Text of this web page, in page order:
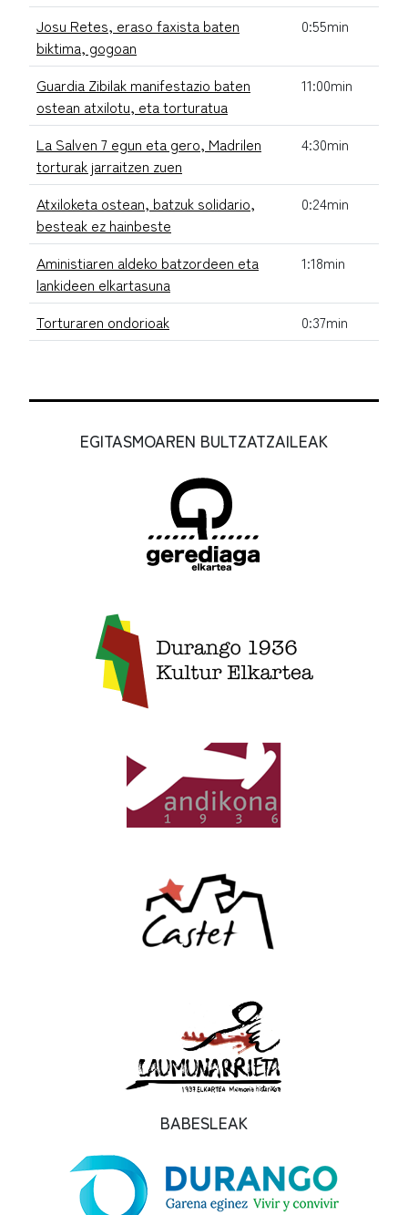
Josu Retes, eraso faxista baten
biktima, gogoan
0:55min
Guardia Zibilak manifestazio baten
ostean atxilotu, eta torturatua
11:00min
La Salven 7 egun eta gero, Madrilen
torturak jarraitzen zuen
4:30min
Atxiloketa ostean, batzuk solidario,
besteak ez hainbeste
0:24min
Aministiaren aldeko batzordeen eta
lankideen elkartasuna
1:18min
Torturaren ondorioak 0:37min
EGITASMOAREN BULTZATZAILEAK
BABESLEAK